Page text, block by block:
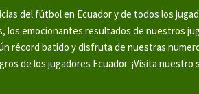
del fútbol en Ecuador y de todos los
los emocionantes resultados de nuestros
récord batido y disfruta de nuestras
de los jugadores Ecuador. ¡Visita